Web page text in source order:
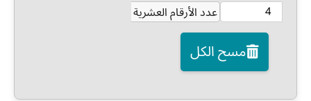
عدد الأرقام العشرية
مسح الكل